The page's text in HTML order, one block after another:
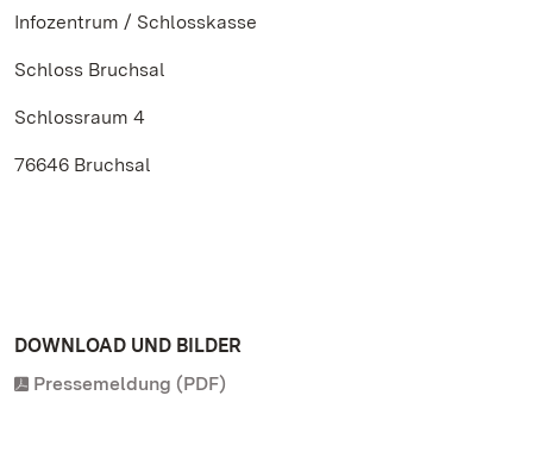
Infozentrum / Schlosskasse
Schloss Bruchsal
Schlossraum 4
76646 Bruchsal
DOWNLOAD UND BILDER
Pressemeldung (PDF)